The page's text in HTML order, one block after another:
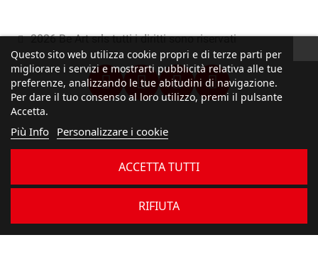
2026 Be Art srls tutti i diritti sono riservati
Questo sito web utilizza cookie propri e di terze parti per
migliorare i servizi e mostrarti pubblicità relativa alle tue
preferenze, analizzando le tue abitudini di navigazione.
Per dare il tuo consenso al loro utilizzo, premi il pulsante
Accetta.
Più Info Personalizzare i cookie
RIFIUTA
ACCETTA TUTTI